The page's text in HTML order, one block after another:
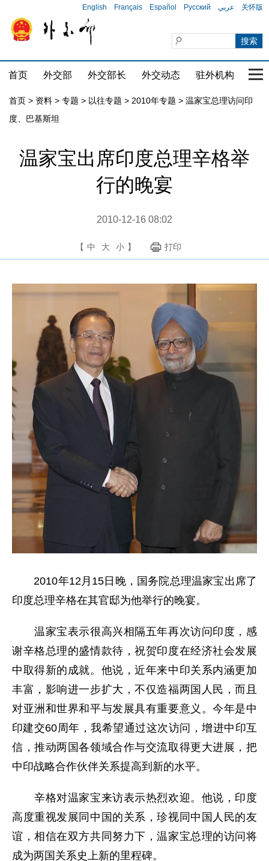
English Français Español Русский عربي 关怀版
首页 外交部 外交部长 外交动态 驻外机构 国
首页 > 资料 > 专题 > 以往专题 > 2010年专题 > 温家宝总理访问印
度、巴基斯坦
温家宝出席印度总理辛格举
行的晚宴
2010-12-16 08:02
【 中 大 小 】 打印
2010年12月15日晚，国务院总理温家宝出席了
印度总理辛格在其官邸为他举行的晚宴。
温家宝表示很高兴相隔五年再次访问印度，感
谢辛格总理的盛情款待，祝贺印度在经济社会发展
中取得新的成就。他说，近年来中印关系内涵更加
丰富，影响进一步扩大，不仅造福两国人民，而且
对亚洲和世界和平与发展具有重要意义。今年是中
印建交60周年，我希望通过这次访问，增进中印互
信，推动两国各领域合作与交流取得更大进展，把
中印战略合作伙伴关系提高到新的水平。
辛格对温家宝来访表示热烈欢迎。他说，印度
高度重视发展同中国的关系，珍视同中国人民的友
谊，相信在双方共同努力下，温家宝总理的访问将
成为两国关系史上新的里程碑。